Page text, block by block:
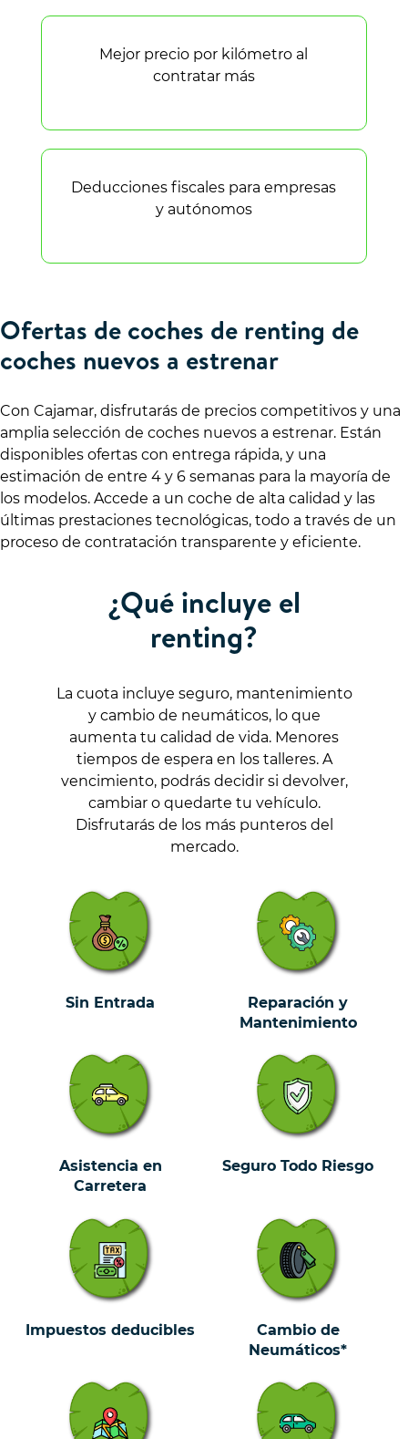
Mejor precio por kilómetro al
contratar más
Deducciones fiscales para empresas
y autónomos
Ofertas de coches de renting de
coches nuevos a estrenar
Con Cajamar, disfrutarás de precios competitivos y una
amplia selección de coches nuevos a estrenar. Están
disponibles ofertas con entrega rápida, y una
estimación de entre 4 y 6 semanas para la mayoría de
los modelos. Accede a un coche de alta calidad y las
últimas prestaciones tecnológicas, todo a través de un
proceso de contratación transparente y eficiente.
¿Qué incluye el
renting?
La cuota incluye seguro, mantenimiento
y cambio de neumáticos, lo que
aumenta tu calidad de vida. Menores
tiempos de espera en los talleres. A
vencimiento, podrás decidir si devolver,
cambiar o quedarte tu vehículo.
Disfrutarás de los más punteros del
mercado.
Sin Entrada
Reparación y
Mantenimiento
Asistencia en
Carretera
Seguro Todo Riesgo
Impuestos deducibles
Cambio de
Neumáticos*